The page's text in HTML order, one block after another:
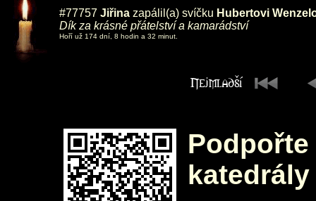
#77757 Jiřina zapálil(a) svíčku Hubertovi
Dík za krásné přátelství a kamarádství
Hoří už 174 dní, 8 hodin a 32 minut.
katedrály